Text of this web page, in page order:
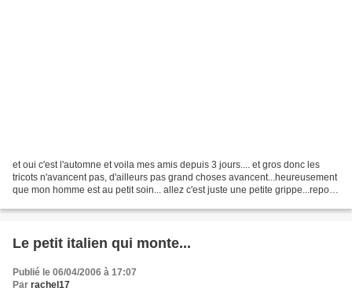
et oui c'est l'automne et voila mes amis depuis 3 jours.... et gros donc les
tricots n'avancent pas, d'ailleurs pas grand choses avancent...heureusement
que mon homme est au petit soin... allez c'est juste une petite grippe...repos
Le petit italien qui monte...
Publié le 06/04/2006 à 17:07
Par rachel17